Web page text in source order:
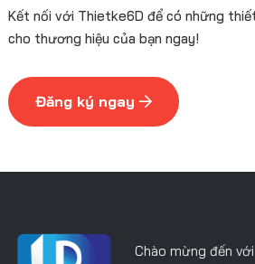
Kết nối với Thietke6D để có những
cho thương hiệu của bạn ngay!
Đăng ký ngay
Chào mừng đến